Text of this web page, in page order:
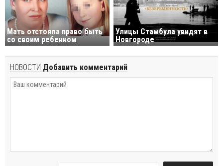
Мать отстояла право быть
со своим ребенком
Улицы Стамбула увидят в
Новгороде
НОВОСТИ Добавить комментарий